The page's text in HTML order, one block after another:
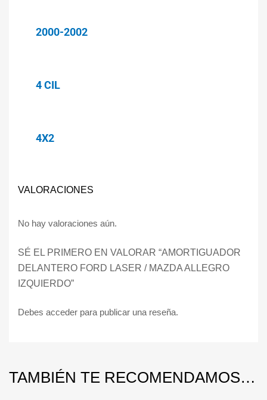
2000-2002
4 CIL
4X2
VALORACIONES
No hay valoraciones aún.
SÉ EL PRIMERO EN VALORAR “AMORTIGUADOR
DELANTERO FORD LASER / MAZDA ALLEGRO
IZQUIERDO”
Debes acceder para publicar una reseña.
TAMBIÉN TE RECOMENDAMOS…